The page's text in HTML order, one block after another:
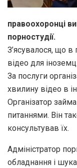
правоохоронці
порностудії.
З’ясувалося, що в
відео для
За послуги
хвилину відео в
Організатор
питаннями. Він
консультував їх.
Адміністратор
обладнання і